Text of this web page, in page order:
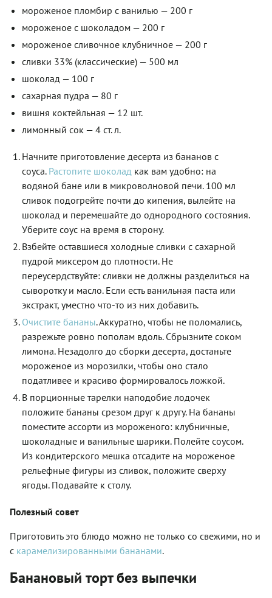
мороженое пломбир с ванилью — 200 г
мороженое с шоколадом — 200 г
мороженое сливочное клубничное — 200 г
сливки 33% (классические) — 500 мл
шоколад — 100 г
сахарная пудра — 80 г
вишня коктейльная — 12 шт.
лимонный сок — 4 ст. л.
Начните приготовление десерта из бананов с
соуса. Растопите шоколад как вам удобно: на
водяной бане или в микроволновой печи. 100 мл
сливок подогрейте почти до кипения, вылейте на
шоколад и перемешайте до однородного состояния.
Уберите соус на время в сторону.
Взбейте оставшиеся холодные сливки с сахарной
пудрой миксером до плотности. Не
переусердствуйте: сливки не должны разделиться на
сыворотку и масло. Если есть ванильная паста или
экстракт, уместно что-то из них добавить.
Очистите бананы. Аккуратно, чтобы не поломались,
разрежьте ровно пополам вдоль. Сбрызните соком
лимона. Незадолго до сборки десерта, достаньте
мороженое из морозилки, чтобы оно стало
податливее и красиво формировалось ложкой.
В порционные тарелки наподобие лодочек
положите бананы срезом друг к другу. На бананы
поместите ассорти из мороженого: клубничные,
шоколадные и ванильные шарики. Полейте соусом.
Из кондитерского мешка отсадите на мороженое
рельефные фигуры из сливок, положите сверху
ягоды. Подавайте к столу.
Полезный совет
Приготовить это блюдо можно не только со свежими, но и
с карамелизированными бананами.
Банановый торт без выпечки